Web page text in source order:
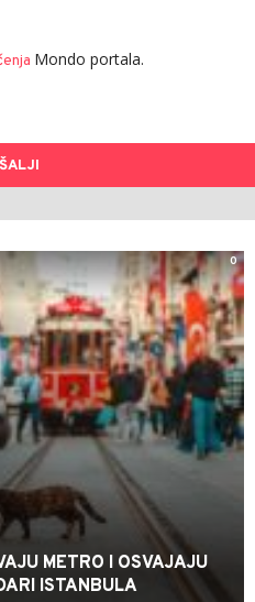
Mondo portala.
0
METRO I OSVAJAJU
ISTANBULA